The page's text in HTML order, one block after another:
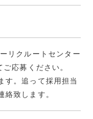
リクルートセンター
応募ください。
す。追って採用担当
絡致します。